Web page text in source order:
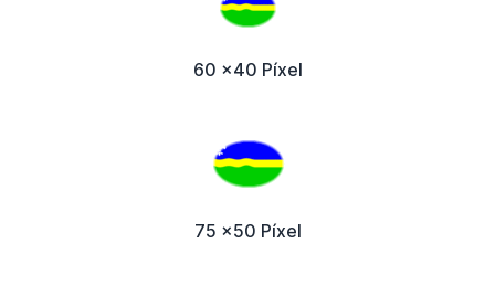
60 x40 Píxel
75 x50 Píxel